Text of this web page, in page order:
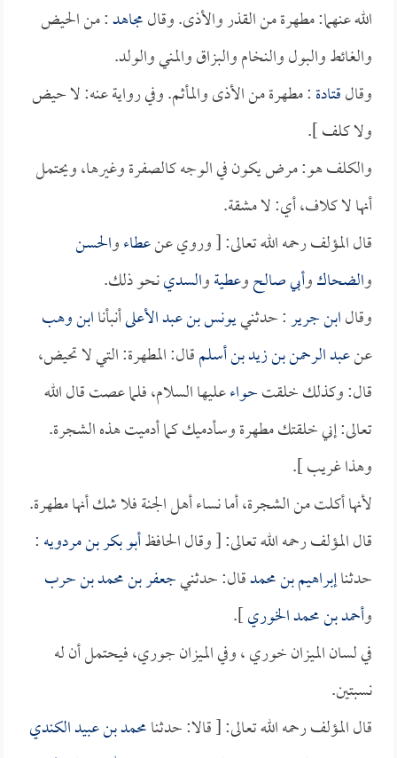
الله عنهما: مطهرة من القذر والأذى. وقالمجاهد: من الحيض
والغائط والبول والنخام والبزاق والمني والولد.
وقالقتادة: مطهرة من الأذى والمأثم. وفي رواية عنه: لا حيض
ولا كلف ].
والكلف هو: مرض يكون في الوجه كالصفرة وغيرها، ويحتمل
أنها لا كلاف، أي: لا مشقة.
قال المؤلف رحمه الله تعالى: [ وروي عنعطاءوالحسن
والضحاكوأبي صالحوعطيةوالسدينحو ذلك.
وقالابن جرير: حدثنييونس بن عبد الأعلىأنبأناابن وهب
عنعبد الرحمن بن زيد بن أسلمقال: المطهرة: التي لا تحيض،
قال: وكذلك خلقتحواءعليها السلام، فلما عصت قال الله
تعالى: إني خلقتك مطهرة وسأدميك كما أدميت هذه الشجرة.
وهذا غريب ].
لأنها أكلت من الشجرة، أما نساء أهل الجنة فلا شك أنها مطهرة.
قال المؤلف رحمه الله تعالى: [ وقال الحافظأبو بكر بن مردويه:
حدثناإبراهيم بن محمدقال: حدثنيجعفر بن محمد بن حرب
وأحمد بن محمد الخوري].
في لسان الميزان خوري ، وفي الميزان جوري، فيحتمل أن له
نسبتين.
قال المؤلف رحمه الله تعالى: [ قالا: حدثنامحمد بن عبيد الكندي